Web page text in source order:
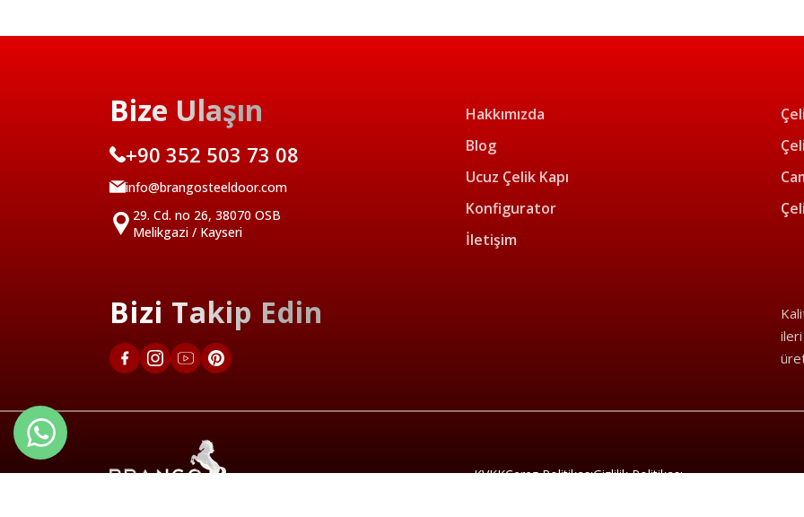
Bize Ulaşın
+90 352 503 73 08
info@brangosteeldoor.com
29. Cd. no 26, 38070 OSB
Melikgazi / Kayseri
Bizi Takip Edin
Hakkımızda
Blog
Ucuz Çelik Kapı
Konfigurator
İletişim
KVKKÇerez PolitikasıGizlilik Politikası
Türkçe
English 1